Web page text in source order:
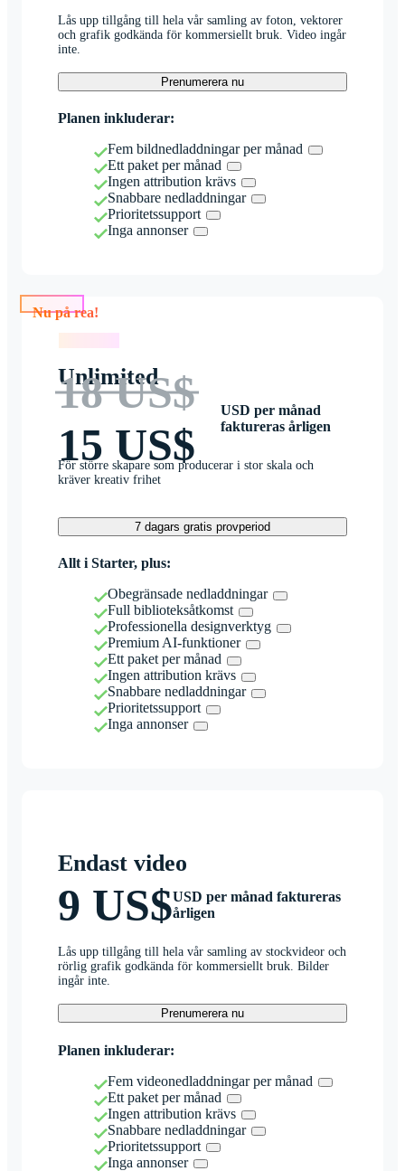
Lås upp tillgång till hela vår samling av foton, vektorer
och grafik godkända för kommersiellt bruk. Video ingår
inte.
Prenumerera nu
Planen inkluderar:
Fem bildnedladdningar per månad
Ett paket per månad
Ingen attribution krävs
Snabbare nedladdningar
Prioritetssupport
Inga annonser
Nu på rea!
Unlimited
18 US$
15 US$
USD per månad
faktureras årligen
För större skapare som producerar i stor skala och
kräver kreativ frihet
7 dagars gratis provperiod
Allt i Starter, plus:
Obegränsade nedladdningar
Full biblioteksåtkomst
Professionella designverktyg
Premium AI-funktioner
Ett paket per månad
Ingen attribution krävs
Snabbare nedladdningar
Prioritetssupport
Inga annonser
Endast video
9 US$USD per månad faktureras
årligen
Lås upp tillgång till hela vår samling av stockvideor och
rörlig grafik godkända för kommersiellt bruk. Bilder
ingår inte.
Prenumerera nu
Planen inkluderar:
Fem videonedladdningar per månad
Ett paket per månad
Ingen attribution krävs
Snabbare nedladdningar
Prioritetssupport
Inga annonser